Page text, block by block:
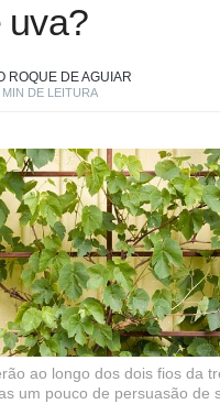
uva?
ROQUE DE AGUIAR
MIN DE LEITURA
ao longo dos dois fios da
um pouco de persuasão de